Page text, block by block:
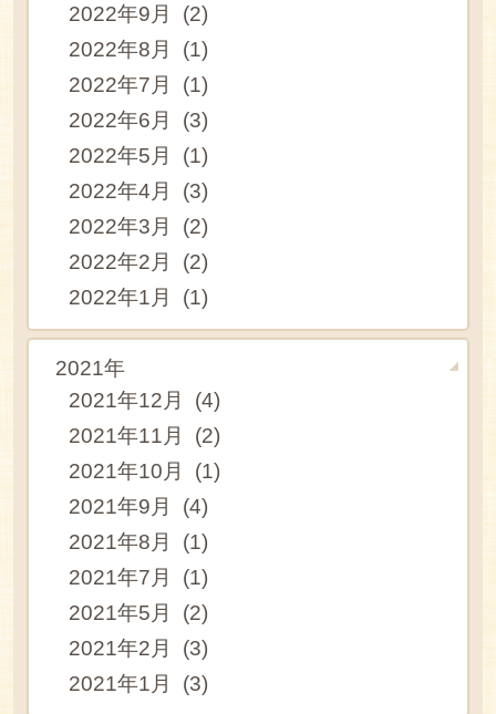
2022年9月 (2)
2022年8月 (1)
2022年7月 (1)
2022年6月 (3)
2022年5月 (1)
2022年4月 (3)
2022年3月 (2)
2022年2月 (2)
2022年1月 (1)
2021年
2021年12月 (4)
2021年11月 (2)
2021年10月 (1)
2021年9月 (4)
2021年8月 (1)
2021年7月 (1)
2021年5月 (2)
2021年2月 (3)
2021年1月 (3)